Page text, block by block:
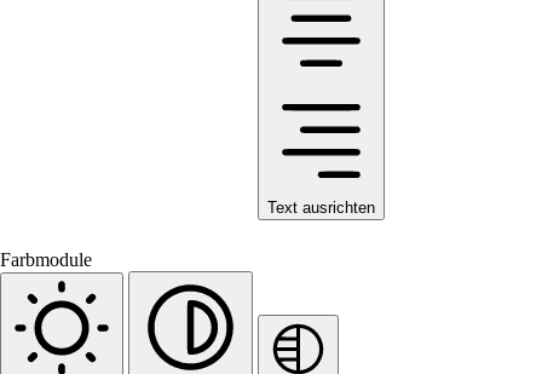
Text ausrichten
Farbmodule